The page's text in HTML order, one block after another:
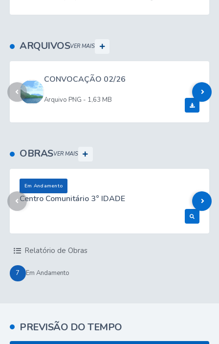
ARQUIVOSVER MAIS
CONVOCAÇÃO 02/26
PNG 1,63 MB
OBRASVER MAIS
Em Andamento
Centro Comunitário 3° IDADE
Ver Obra
Relatório de Obras
7 Em Andamento
PREVISÃO DO TEMPO